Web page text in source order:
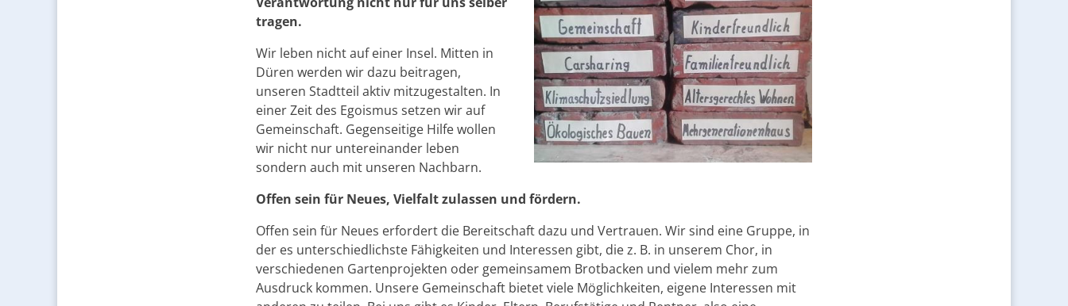
tragen.
Wir leben nicht auf einer Insel. Mitten in
Düren werden wir dazu beitragen,
unseren Stadtteil aktiv mitzugestalten. In
einer Zeit des Egoismus setzen wir auf
Gemeinschaft. Gegenseitige Hilfe wollen
wir nicht nur untereinander leben
sondern auch mit unseren Nachbarn.
Offen sein für Neues, Vielfalt zulassen und fördern.
Offen sein für Neues erfordert die Bereitschaft dazu und Vertrauen. Wir sind eine Gruppe, in
der es unterschiedlichste Fähigkeiten und Interessen gibt, die z. B. in unserem Chor, in
verschiedenen Gartenprojekten oder gemeinsamem Brotbacken und vielem mehr zum
Ausdruck kommen. Unsere Gemeinschaft bietet viele Möglichkeiten, eigene Interessen mit